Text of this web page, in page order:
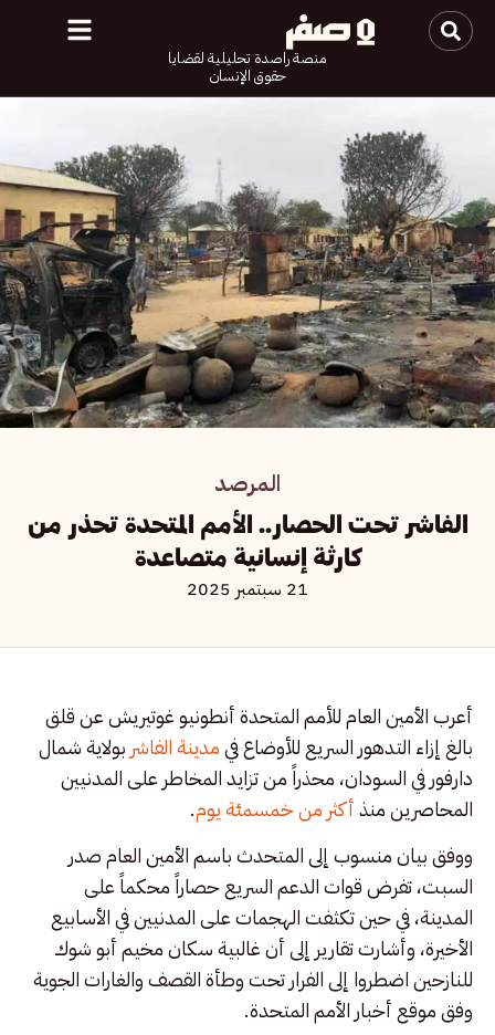
منصة راصدة تحليلية لقضايا
حقوق الإنسان
المرصد
الفاشر تحت الحصار.. الأمم المتحدة تحذر من
كارثة إنسانية متصاعدة
21 سبتمبر 2025
أعرب الأمين العام للأمم المتحدة أنطونيو غوتيريش عن قلق
بالغ إزاء التدهور السريع للأوضاع فيمدينة الفاشر بولاية شمال
دارفور في السودان، محذراً من تزايد المخاطر على المدنيين
المحاصرين منذأكثر من خمسمئة يوم.
ووفق بيان منسوب إلى المتحدث باسم الأمين العام صدر
السبت، تفرض قوات الدعم السريع حصاراً محكماً على
المدينة، في حين تكثفت الهجمات على المدنيين في الأسابيع
الأخيرة، وأشارت تقارير إلى أن غالبية سكان مخيم أبو شوك
للنازحين اضطروا إلى الفرار تحت وطأة القصف والغارات الجوية
وفق موقع أخبار الأمم المتحدة.